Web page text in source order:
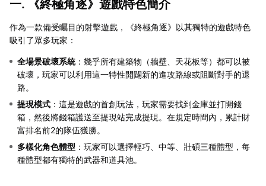
一. 《終極角逐》遊戲特色簡介
作為一款備受矚目的射擊遊戲，《終極角逐》以其獨特的遊戲特色
吸引了眾多玩家：
全場景破壞系統：幾乎所有建築物（牆壁、天花板等）都可以被
破壞，玩家可以利用這一特性開闢新的進攻路線或阻斷對手的退
路。
提現模式 ：這是遊戲的首創玩法，玩家需要找到金庫並打開錢
箱，然後將錢箱護送至提現站完成提現。在規定時間內，累計財
富排名前2的隊伍獲勝。
多樣化角色體型 ：玩家可以選擇輕巧、中等、壯碩三種體型，每
種體型都有獨特的武器和道具池。